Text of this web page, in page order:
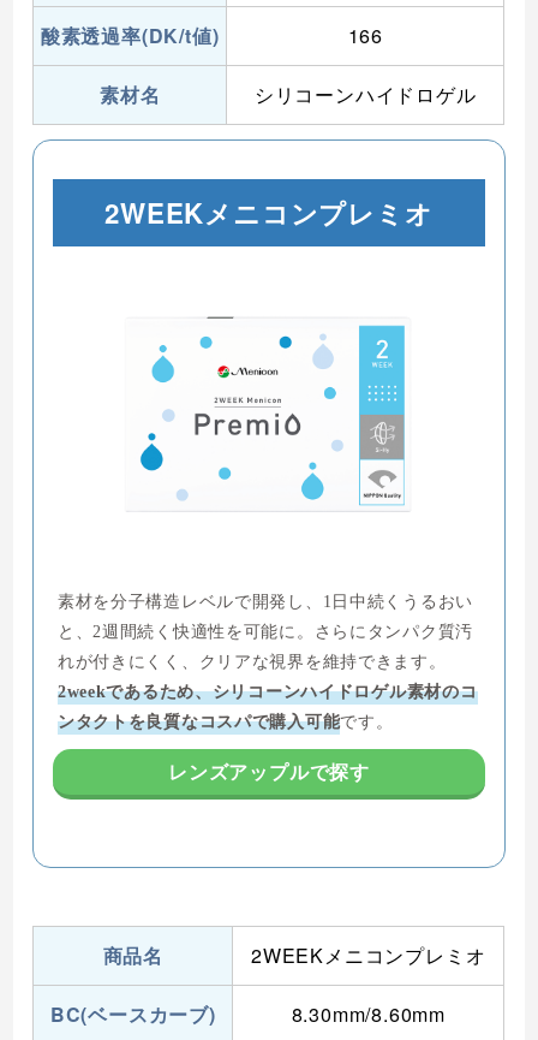
酸素透過率(DK/t値) 166
素材名 シリコーンハイドロゲル
2WEEKメニコンプレミオ
素材を分子構造レベルで開発し、1日中続くうるおい
と、2週間続く快適性を可能に。さらにタンパク質汚
れが付きにくく、クリアな視界を維持できます。
2weekであるため、シリコーンハイドロゲル素材のコ
ンタクトを良質なコスパで購入可能です。
レンズアップルで探す
商品名 2WEEKメニコンプレミオ
BC(ベースカーブ) 8.30mm/8.60mm